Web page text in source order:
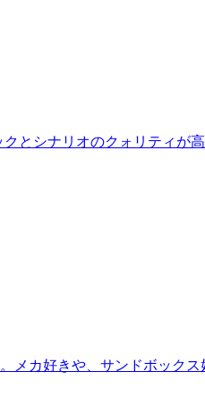
とシナリオのクォリティが
カ好きや、サンドボック